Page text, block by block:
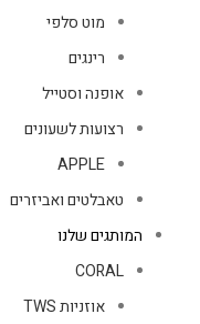
מוט סלפי
רינגים
אופנה וסטייל
רצועות לשעונים
APPLE
טאבלטים ואביזרים
המותגים שלנו
CORAL
אוזניות TWS